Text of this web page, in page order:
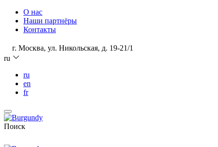
О нас
Наши партнёры
Контакты
г. Москва, ул. Никольская, д. 19-21/1
ru
ru
en
fr
Поиск